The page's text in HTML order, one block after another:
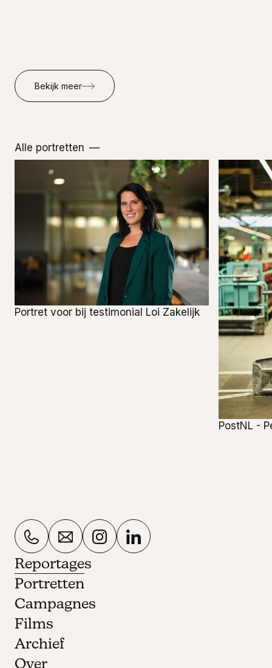
Bekijk meer
Alle portretten
Portret voor bij testimonial Loi Zakelijk
PostNL -
Reportages
Portretten
Campagnes
Films
Archief
Over